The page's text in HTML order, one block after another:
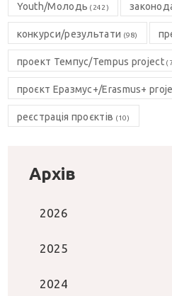
Youth/Молодь (242)
конкурси/результати (98)
проект Темпус/Tempus project
проєкт Еразмус+/Erasmus+
реєстрація проєктів (10)
Архів
2026
2025
2024